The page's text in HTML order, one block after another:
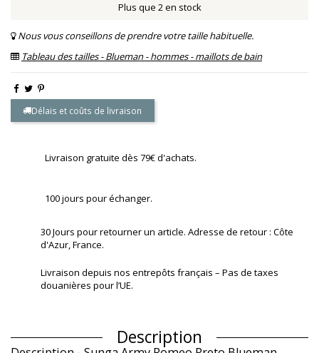
Plus que 2 en stock
Nous vous conseillons de prendre votre taille habituelle.
Tableau des tailles - Blueman - hommes - maillots de bain
Délais et coûts de livraison
Livraison gratuite dès 79€ d'achats.
100 jours pour échanger.
30 Jours pour retourner un article. Adresse de retour : Côte
d'Azur, France.
Livraison depuis nos entrepôts français – Pas de taxes
douanières pour l’UE.
Description